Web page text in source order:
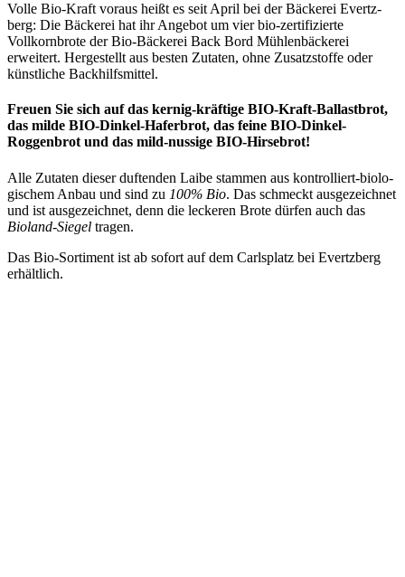
Volle Bio-Kraft voraus heißt es seit April bei der Bäckerei Evertz­
berg: Die Bäckerei hat ihr Angebot um vier bio-zerti­fizierte
Vollkorn­brote der Bio-Bäckerei Back Bord Mühlen­bäckerei
erweitert. Herge­stellt aus besten Zutaten, ohne Zusatz­stoffe oder
künst­liche Backhilfsmittel.
Freuen Sie sich auf das kernig-kräftige BIO-Kraft-Ballastbrot,
das milde BIO-Dinkel-Haferbrot, das feine BIO-Dinkel-
Roggenbrot und das mild-nussige BIO-Hirsebrot!
Alle Zutaten dieser duftenden Laibe stammen aus kontrolliert-biolo­
gischem Anbau und sind zu 100% Bio. Das schmeckt ausge­zeichnet
und ist ausge­zeichnet, denn die leckeren Brote dürfen auch das
Bioland-Siegel tragen.
Das Bio-Sortiment ist ab sofort auf dem Carls­platz bei Evertzberg
erhältlich.